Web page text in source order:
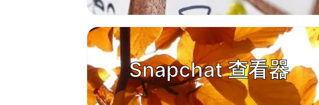
Snapchat 查看器